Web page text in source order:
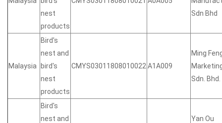
nest
products
Sdn Bhd
Malaysia
Bird's
nest and
bird's
nest
products
CMYS03011808010022 A1A009
Ming
Sdn. Bhd.
Bird's
nest and
Yan Ou